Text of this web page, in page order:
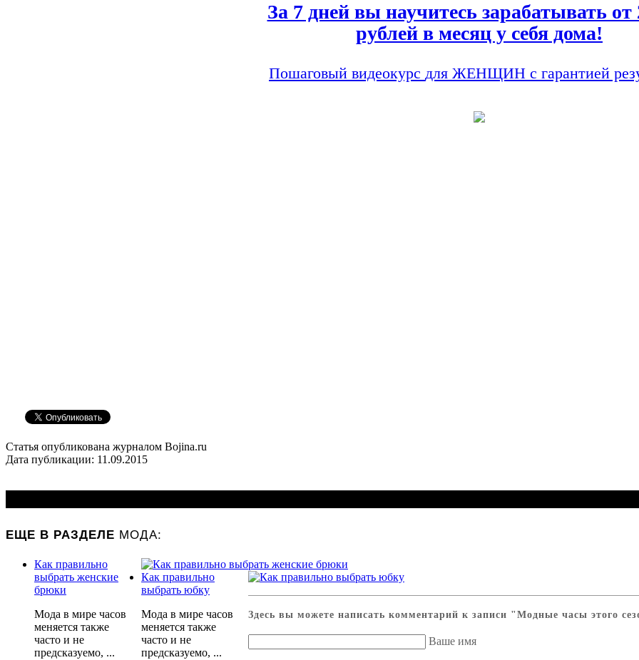
За 7 дней вы научитесь зарабатывать от
рублей в месяц у себя дома!
Пошаговый видеокурс для ЖЕНЩИН с гарантией
Статья опубликована журналом Bojina.ru
Дата публикации: 11.09.2015
ЕЩЕ В РАЗДЕЛЕ МОДА:
Как правильно
выбрать женские
брюки
Мода в мире часов
меняется также
часто и не
предсказуемо, ...
Как правильно
выбрать юбку
Мода в мире часов
меняется также
часто и не
предсказуемо, ...
Здесь вы можете написать комментарий к записи "Модные часы этого
Ваше имя